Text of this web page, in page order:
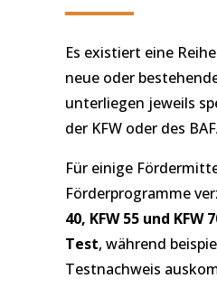
Es existiert eine
neue oder
unterliegen jeweils
der KFW oder des
Für einige
Förderprogramme
40, KFW 55 und
Test, während
Testnachweis